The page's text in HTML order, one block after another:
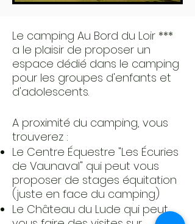
Le camping Au Bord du Loir ***
a le plaisir de proposer un
espace dédié dans le camping
pour les groupes d'enfants et
d'adolescents.
A proximité du camping, vous
trouverez :
Le Centre Équestre "Les Écuries
de Vaunaval" qui peut vous
proposer de stages équitation
(juste en face du camping)
Le Château du Lude qui peut